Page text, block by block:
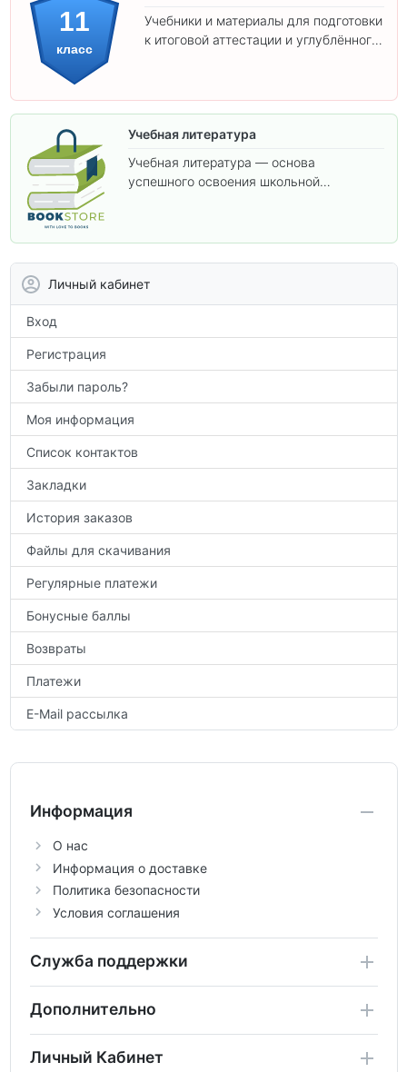
11
класс
Учебники и материалы для подготовки
к итоговой аттестации и углублённого
Учебная литература
Учебная литература — основа
успешного освоения школьной
Личный кабинет
Вход
Регистрация
Забыли пароль?
Моя информация
Список контактов
Закладки
История заказов
Файлы для скачивания
Регулярные платежи
Бонусные баллы
Возвраты
Платежи
E-Mail рассылка
Информация
О нас
Информация о доставке
Политика безопасности
Условия соглашения
Служба поддержки
Дополнительно
Личный Кабинет